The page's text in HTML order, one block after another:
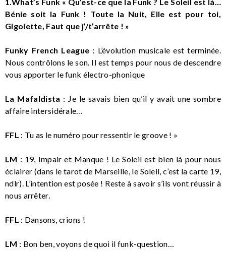
Bénie soit la Funk ! Toute la Nuit, Elle est pour toi,
Gigolette, Faut que j’/t’arrête ! »
Funky French League : L’évolution musicale est terminée.
Nous contrôlons le son. Il est temps pour nous de descendre
vous apporter le funk électro-phonique
La Mafaldista : Je le savais bien qu’il y avait une sombre
affaire intersidérale…
FFL : Tu as le numéro pour ressentir le groove ! »
LM : 19, Impair et Manque ! Le Soleil est bien là pour nous
éclairer (dans le tarot de Marseille, le Soleil, c’est la carte 19,
ndlr). L’intention est posée ! Reste à savoir s’ils vont réussir à
nous arrêter.
FFL : Dansons, crions !
LM : Bon ben, voyons de quoi il funk-question…